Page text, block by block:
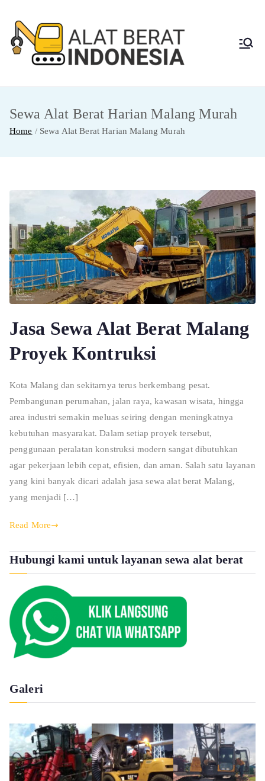
content
Berat
Indon
Jasa Sewa Alat
Sewa Alat Berat Harian Malang Murah
Home Sewa Alat Berat Harian Malang Murah
Jasa Sewa Alat Berat Malang
Proyek Kontruksi
Kota Malang dan sekitarnya terus berkembang pesat.
Pembangunan perumahan, jalan raya, kawasan wisata, hingga
area industri semakin meluas seiring dengan meningkatnya
kebutuhan masyarakat. Dalam setiap proyek tersebut,
penggunaan peralatan konstruksi modern sangat dibutuhkan
agar pekerjaan lebih cepat, efisien, dan aman. Salah satu layanan
yang kini banyak dicari adalah jasa sewa alat berat Malang,
yang menjadi […]
Read More
Hubungi kami untuk layanan sewa alat berat
Galeri